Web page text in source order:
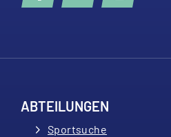
ABTEILUNGEN
Sportsuche